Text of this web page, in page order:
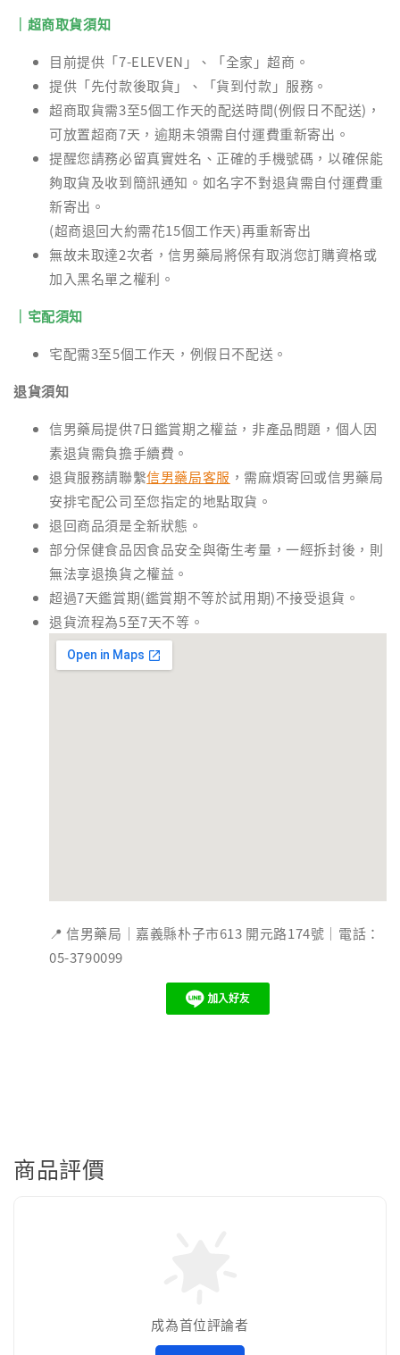
｜超商取貨須知
目前提供「7-ELEVEN」、「全家」超商。
提供「先付款後取貨」、「貨到付款」服務。
超商取貨需3至5個工作天的配送時間(例假日不配送)，
可放置超商7天，逾期未領需自付運費重新寄出。
提醒您請務必留真實姓名、正確的手機號碼，以確保能
夠取貨及收到簡訊通知。如名字不對退貨需自付運費重
新寄出。
(超商退回大約需花15個工作天)再重新寄出
無故未取達2次者，信男藥局將保有取消您訂購資格或
加入黑名單之權利。
｜宅配須知
宅配需3至5個工作天，例假日不配送。
退貨須知
信男藥局提供7日鑑賞期之權益，非產品問題，個人因
素退貨需負擔手續費。
退貨服務請聯繫信男藥局客服 ，需麻煩寄回或信男藥局
安排宅配公司至您指定的地點取貨。
退回商品須是全新狀態。
部分保健食品因食品安全與衛生考量，一經拆封後，則
無法享退換貨之權益。
超過7天鑑賞期(鑑賞期不等於試用期)不接受退貨。
退貨流程為5至7天不等。
📍 信男藥局｜嘉義縣朴子市613 開元路174號｜電話：
05-3790099
商品評價
成為首位評論者